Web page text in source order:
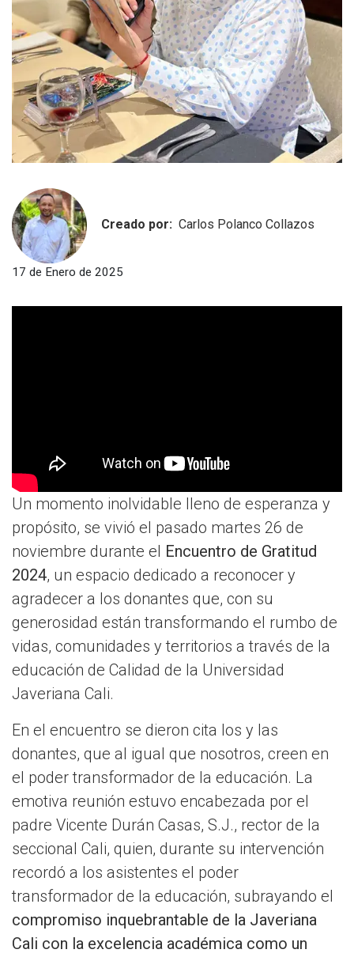
Creado por: Carlos Polanco Collazos
17 de Enero de 2025
Un momento inolvidable lleno de esperanza y
propósito, se vivió el pasado martes 26 de
noviembre durante el Encuentro de Gratitud
2024, un espacio dedicado a reconocer y
agradecer a los donantes que, con su
generosidad están transformando el rumbo de
vidas, comunidades y territorios a través de la
educación de Calidad de la Universidad
Javeriana Cali.
En el encuentro se dieron cita los y las
donantes, que al igual que nosotros, creen en
el poder transformador de la educación. La
emotiva reunión estuvo encabezada por el
padre Vicente Durán Casas, S.J., rector de la
seccional Cali, quien, durante su intervención
recordó a los asistentes el poder
transformador de la educación, subrayando el
compromiso inquebrantable de la Javeriana
Cali con la excelencia académica como un